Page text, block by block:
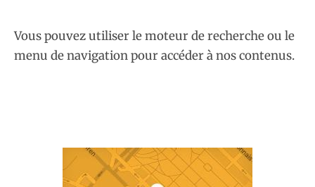
Vous pouvez utiliser le moteur de recherche ou le
menu de navigation pour accéder à nos contenus.